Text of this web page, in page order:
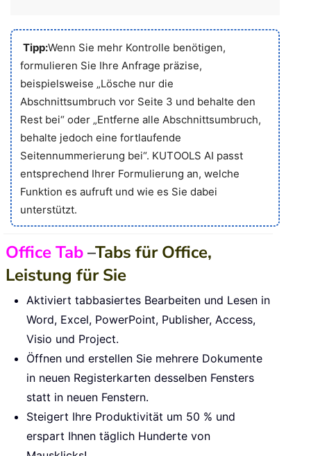
Tipp:Wenn Sie mehr Kontrolle benötigen,
formulieren Sie Ihre Anfrage präzise,
beispielsweise „Lösche nur die
Abschnittsumbruch vor Seite 3 und behalte den
Rest bei“ oder „Entferne alle Abschnittsumbruch,
behalte jedoch eine fortlaufende
Seitennummerierung bei“. KUTOOLS AI passt
entsprechend Ihrer Formulierung an, welche
Funktion es aufruft und wie es Sie dabei
unterstützt.
Office Tab–Tabs für Office,
Leistung für Sie
Aktiviert tabbasiertes Bearbeiten und Lesen in
Word, Excel, PowerPoint, Publisher, Access,
Visio und Project.
Öffnen und erstellen Sie mehrere Dokumente
in neuen Registerkarten desselben Fensters
statt in neuen Fenstern.
Steigert Ihre Produktivität um 50 % und
erspart Ihnen täglich Hunderte von